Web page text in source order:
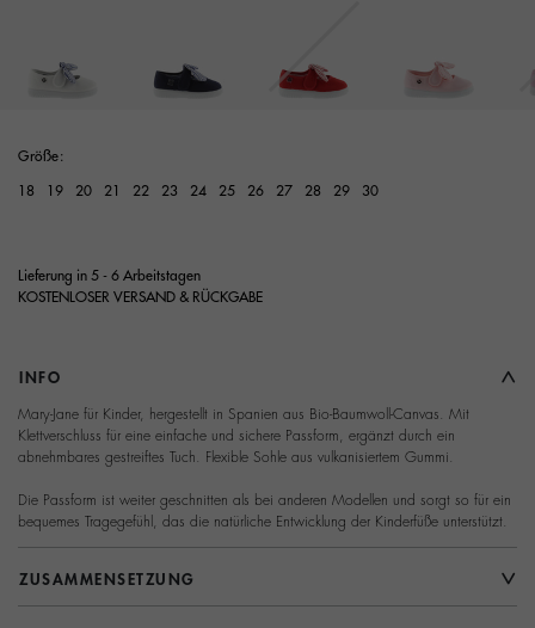
Größe:
18 19 20 21 22 23 24 25 26 27 28 29 30
Lieferung in 5 - 6 Arbeitstagen
KOSTENLOSER VERSAND & RÜCKGABE
INFO
Mary-Jane für Kinder, hergestellt in Spanien aus Bio-Baumwoll-Canvas. Mit
Klettverschluss für eine einfache und sichere Passform, ergänzt durch ein
abnehmbares gestreiftes Tuch. Flexible Sohle aus vulkanisiertem Gummi.
Die Passform ist weiter geschnitten als bei anderen Modellen und sorgt so für ein
bequemes Tragegefühl, das die natürliche Entwicklung der Kinderfüße unterstützt.
ZUSAMMENSETZUNG